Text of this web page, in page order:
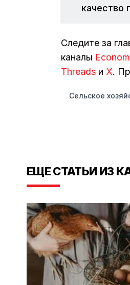
качество
Следите за
каналы
Threads и Х.
Сельское
ЕЩЕ СТАТЬИ ИЗ